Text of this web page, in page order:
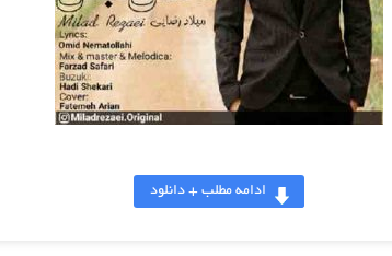
ادامه مطلب + دانلود